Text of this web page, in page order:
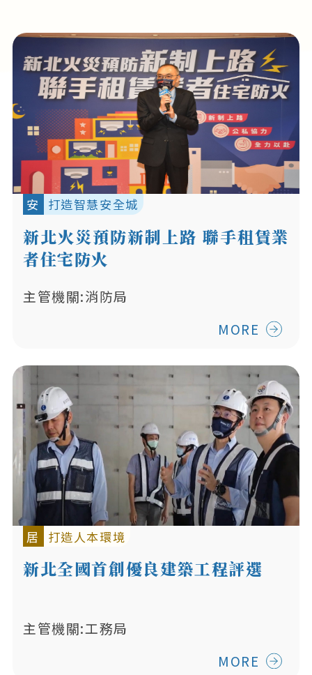
安 打造智慧安全城
新北火災預防新制上路 聯手租賃業
者住宅防火
主管機關:消防局
MORE
居 打造人本環境
新北全國首創優良建築工程評選
主管機關:工務局
MORE